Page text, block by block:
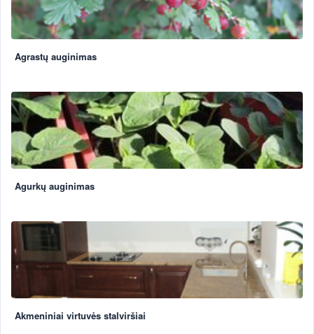
Agrastų auginimas
Agurkų auginimas
Akmeniniai virtuvės stalviršiai